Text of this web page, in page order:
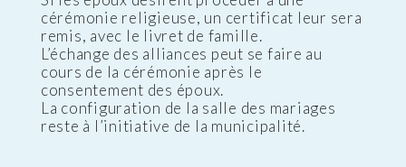
cérémonie religieuse, un certificat leur sera
remis, avec le livret de famille.
L’échange des alliances peut se faire au
cours de la cérémonie après le
consentement des époux.
La configuration de la salle des mariages
reste à l’initiative de la municipalité.